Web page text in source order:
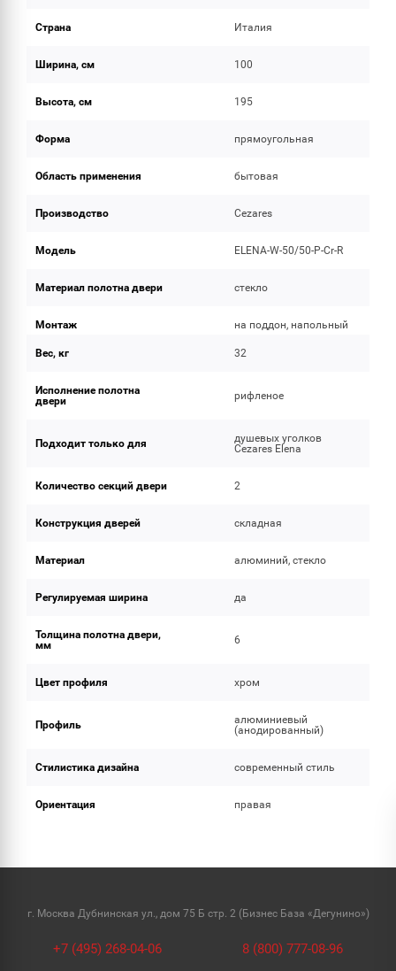
Страна Италия
Ширина, см 100
Высота, см 195
Форма прямоугольная
Область применения бытовая
Производство Cezares
Модель ELENA-W-50/50-P-Cr-R
Материал полотна двери стекло
Монтаж на поддон, напольный
Вес, кг 32
Исполнение полотна
двери
рифленое
Подходит только для
душевых уголков
Cezares Elena
Количество секций двери 2
Конструкция дверей складная
Материал алюминий, стекло
Регулируемая ширина да
Толщина полотна двери,
мм
6
Цвет профиля хром
Профиль
алюминиевый
(анодированный)
Стилистика дизайна современный стиль
Ориентация правая
г. Москва Дубнинская ул., дом 75 Б стр. 2 (Бизнес База «Дегунино»)
+7 (495) 268-04-06 8 (800) 777-08-96